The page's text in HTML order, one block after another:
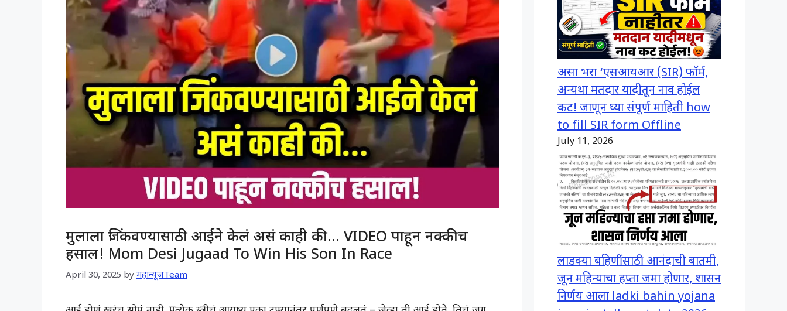
मुलाला जिंकवण्यासाठी आईने केलं असं काही की… VIDEO पाहून नक्कीच
हसाल! Mom Desi Jugaad To Win His Son In Race
April 30, 2025 by महान्यूजTeam
असा भरा ‘एसआयआर (SIR) फॉर्म,
अन्यथा मतदार यादीतून नाव होईल
कट! जाणून घ्या संपूर्ण माहिती how
to fill SIR form Offline
July 11, 2026
लाडक्या बहिणींसाठी आनंदाची बातमी,
जून महिन्याचा हप्ता जमा होणार, शासन
निर्णय आला ladki bahin yojana